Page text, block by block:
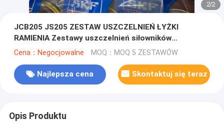
2/2
JCB205 JS205 ZESTAW USZCZELNIEŃ ŁYŻKI
RAMIENIA Zestawy uszczelnień siłowników
hydraulicznych JCB210 JS210 JCB220 JS220
Cena：Negocjowalne MOQ：MOQ 5 ZESTAWÓW
Najlepsza cena Skontaktuj się teraz
Opis Produktu